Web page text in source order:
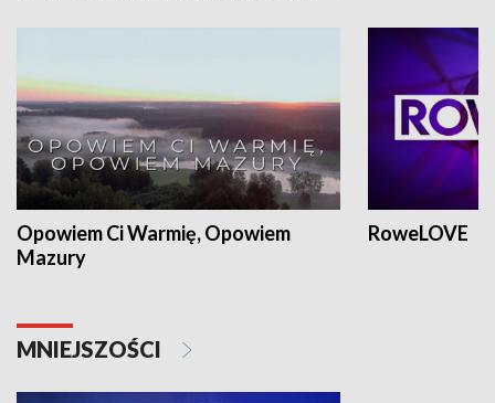
Opowiem Ci Warmię, Opowiem
Mazury
RoweLOVE
MNIEJSZOŚCI